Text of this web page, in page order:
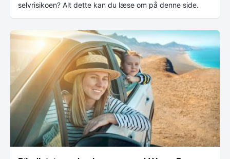
selvrisikoen? Alt dette kan du læse om på denne side.